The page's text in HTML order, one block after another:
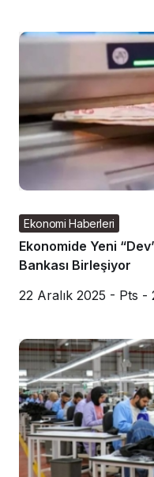
Ekonomi Haberleri
Ekonomide Yeni
Bankası Birleşiyor
22 Aralık 2025 - Pts -